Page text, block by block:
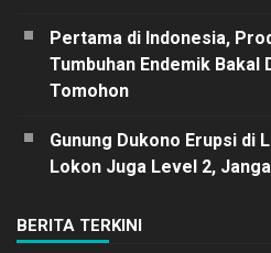
Pertama di Indonesia,
Tumbuhan Endemik Bakal
Tomohon
Gunung Dukono Erupsi di
Lokon Juga Level 2,
BERITA TERKINI